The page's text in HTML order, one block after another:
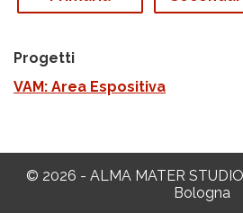
Progetti
VAM: Area Espositiva
© 2026 - ALMA MATER
Bologna